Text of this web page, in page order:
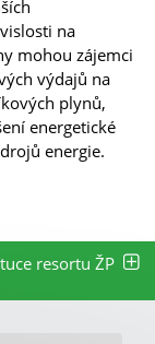
na
mohou zájemci
výdajů na
plynů,
energetické
energie.
resortu ŽP